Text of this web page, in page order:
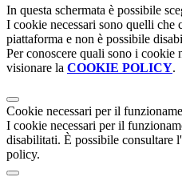
In questa schermata è possibile
I cookie necessari sono quelli che
piattaforma e non è possibile
Per conoscere quali sono i cookie
visionare la COOKIE POLICY.
Cookie necessari per il
I cookie necessari per il
disabilitati. È possibile consultare
policy.